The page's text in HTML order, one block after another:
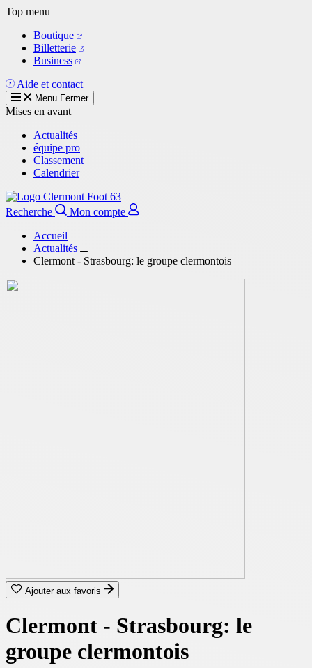
Aller
contenu
principal
Top menu
Boutique
Billetterie
Business
Aide et contact
Menu Fermer
Mises en avant
Actualités
équipe pro
Classement
Calendrier
Recherche
Mon compte
Accueil
Actualités
Clermont - Strasbourg: le groupe clermontois
Ajouter aux favoris
Clermont - Strasbourg: le
groupe clermontois